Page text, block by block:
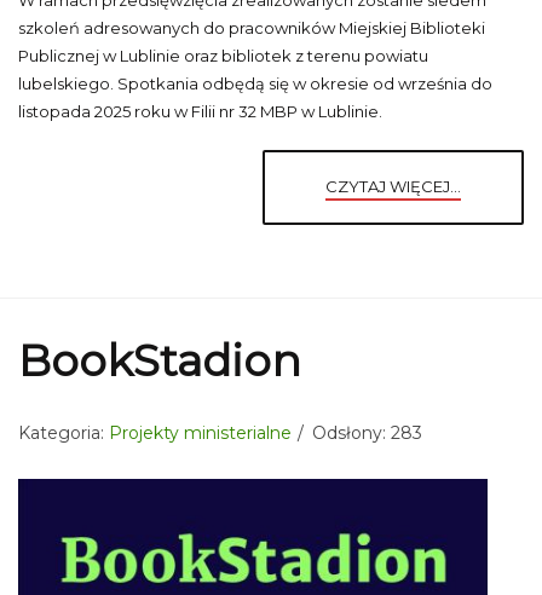
szkoleń adresowanych do pracowników Miejskiej Biblioteki
Publicznej w Lublinie oraz bibliotek z terenu powiatu
lubelskiego. Spotkania odbędą się w okresie od września do
listopada 2025 roku w Filii nr 32 MBP w Lublinie.
CZYTAJ WIĘCEJ...
BookStadion
Kategoria: Projekty ministerialne Odsłony: 283